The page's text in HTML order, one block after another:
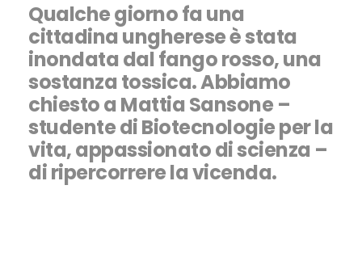
Qualche giorno fa una
cittadina ungherese è stata
inondata dal fango rosso, una
sostanza tossica. Abbiamo
chiesto a Mattia Sansone –
studente di Biotecnologie per la
vita, appassionato di scienza –
di ripercorrere la vicenda.